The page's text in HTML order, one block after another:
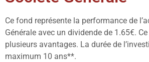
Ce fond représente la performance de
Générale avec un dividende de 1.65€.
plusieurs avantages. La durée de
maximum 10 ans**.